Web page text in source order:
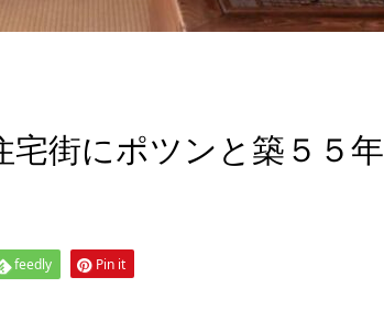
宅街にポツンと築５５年
feedly Pin it